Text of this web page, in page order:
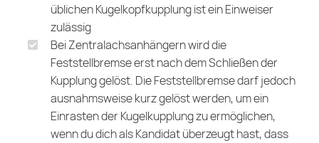
üblichen Kugelkopfkupplung ist ein Einweiser
zulässig
Bei Zentralachsanhängern wird die
Feststellbremse erst nach dem Schließen der
Kupplung gelöst. Die Feststellbremse darf jedoch
ausnahmsweise kurz gelöst werden, um ein
Einrasten der Kugelkupplung zu ermöglichen,
wenn du dich als Kandidat überzeugt hast, dass